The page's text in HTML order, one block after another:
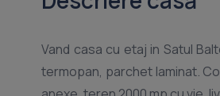
Vand casa cu etaj in Satul
termopan, parchet laminat.